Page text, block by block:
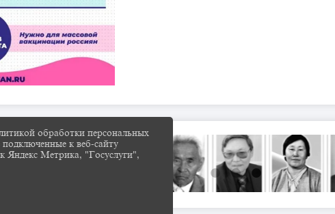
обработки персональных
к веб-сайту
Яндекс Метрика, "Госуслуги",